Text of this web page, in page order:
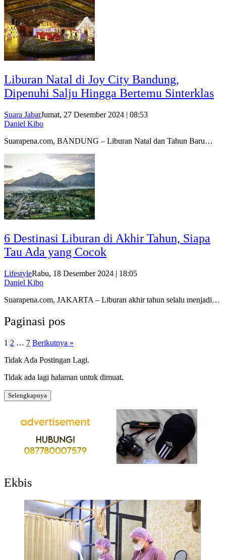
Liburan Natal di Joy City Bandung,
Dipenuhi Salju Hingga Bertemu Sinterklas
Suara JabarJumat, 27 Desember 2024 | 08:53
Daniel Kibo
Suarapena.com, BANDUNG – Liburan Natal dan Tahun Baru…
6 Destinasi Liburan di Akhir Tahun, Siapa
Tau Ada yang Cocok
LifestyleRabu, 18 Desember 2024 | 18:05
Daniel Kibo
Suarapena.com, JAKARTA – Liburan akhir tahun selalu menjadi…
Paginasi pos
1 2 … 7 Berikutnya »
Tidak Ada Postingan Lagi.
Tidak ada lagi halaman untuk dimuat.
Selengkapnya
Ekbis